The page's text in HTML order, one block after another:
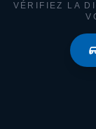
VÉRIFIEZ LA